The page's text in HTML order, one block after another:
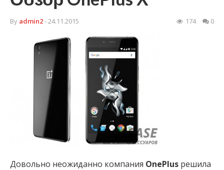
By admin2- 24.11.2015 174 0
Довольно неожиданно компания OnePlus решила